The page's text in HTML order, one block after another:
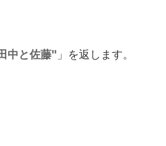
中と佐藤" 」を返します。